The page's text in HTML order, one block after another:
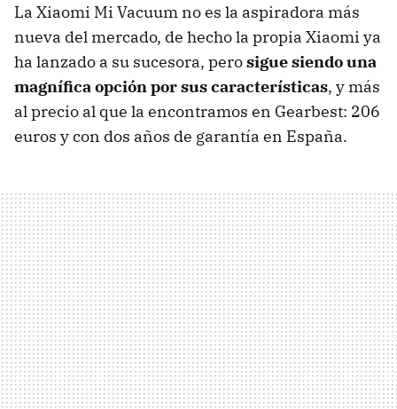
La Xiaomi Mi Vacuum no es la aspiradora más
nueva del mercado, de hecho la propia Xiaomi ya
ha lanzado a su sucesora, perosigue siendo una
magnífica opción por sus características, y más
al precio al que la encontramos en Gearbest: 206
euros y con dos años de garantía en España.